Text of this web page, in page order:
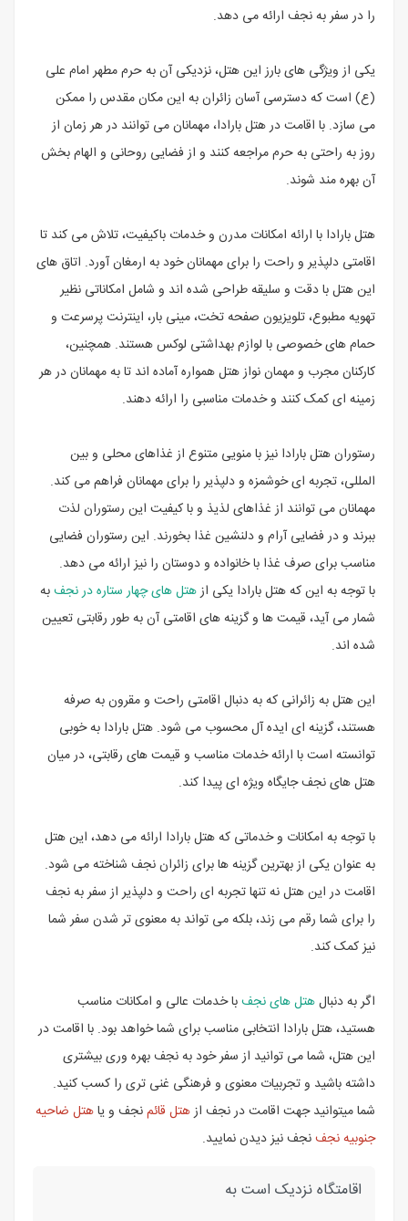
را در سفر به نجف ارائه می دهد.
یکی از ویژگی های بارز این هتل، نزدیکی آن به حرم مطهر امام علی
(ع) است که دسترسی آسان زائران به این مکان مقدس را ممکن
می سازد. با اقامت در هتل بارادا، مهمانان می توانند در هر زمان از
روز به راحتی به حرم مراجعه کنند و از فضایی روحانی و الهام بخش
آن بهره مند شوند.
هتل بارادا با ارائه امکانات مدرن و خدمات باکیفیت، تلاش می کند تا
اقامتی دلپذیر و راحت را برای مهمانان خود به ارمغان آورد. اتاق های
این هتل با دقت و سلیقه طراحی شده اند و شامل امکاناتی نظیر
تهویه مطبوع، تلویزیون صفحه تخت، مینی بار، اینترنت پرسرعت و
حمام های خصوصی با لوازم بهداشتی لوکس هستند. همچنین،
کارکنان مجرب و مهمان نواز هتل همواره آماده اند تا به مهمانان در هر
زمینه ای کمک کنند و خدمات مناسبی را ارائه دهند.
رستوران هتل بارادا نیز با منویی متنوع از غذاهای محلی و بین
المللی، تجربه ای خوشمزه و دلپذیر را برای مهمانان فراهم می کند.
مهمانان می توانند از غذاهای لذیذ و با کیفیت این رستوران لذت
ببرند و در فضایی آرام و دلنشین غذا بخورند. این رستوران فضایی
مناسب برای صرف غذا با خانواده و دوستان را نیز ارائه می دهد.
با توجه به این که هتل بارادا یکی ازهتل های چهار ستاره در نجفبه
شمار می آید، قیمت ها و گزینه های اقامتی آن به طور رقابتی تعیین
شده اند.
این هتل به زائرانی که به دنبال اقامتی راحت و مقرون به صرفه
هستند، گزینه ای ایده آل محسوب می شود. هتل بارادا به خوبی
توانسته است با ارائه خدمات مناسب و قیمت های رقابتی، در میان
هتل های نجف جایگاه ویژه ای پیدا کند.
با توجه به امکانات و خدماتی که هتل بارادا ارائه می دهد، این هتل
به عنوان یکی از بهترین گزینه ها برای زائران نجف شناخته می شود.
اقامت در این هتل نه تنها تجربه ای راحت و دلپذیر از سفر به نجف
را برای شما رقم می زند، بلکه می تواند به معنوی تر شدن سفر شما
نیز کمک کند.
اگر به دنبالهتل های نجفبا خدمات عالی و امکانات مناسب
هستید، هتل بارادا انتخابی مناسب برای شما خواهد بود. با اقامت در
این هتل، شما می توانید از سفر خود به نجف بهره وری بیشتری
داشته باشید و تجربیات معنوی و فرهنگی غنی تری را کسب کنید.
شما میتوانید جهت اقامت در نجف ازهتل قائمنجف و یاهتل ضاحيه
جنوبیه نجفنجف نیز دیدن نمایید.
اقامتگاه نزدیک است به